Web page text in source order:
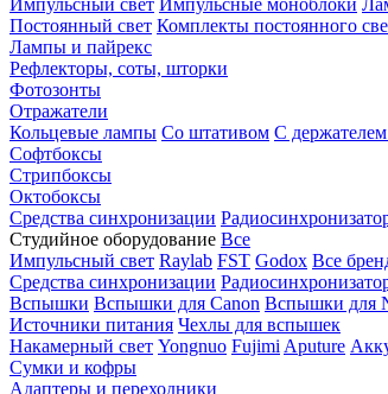
Импульсный свет Импульсные моноблоки
Постоянный свет Комплекты постоянного
Лампы и пайрекс
Рефлекторы, соты, шторки
Фотозонты
Отражатели
Кольцевые лампы Со штативом С
Софтбоксы
Стрипбоксы
Октобоксы
Средства синхронизации
Студийное оборудование Все
Импульсный свет Raylab FST Godox Все
Средства синхронизации
Вспышки Вспышки для Canon Вспышки для
Источники питания Чехлы для вспышек
Накамерный свет Yongnuo Fujimi Aputure
Сумки и кофры
Адаптеры и переходники